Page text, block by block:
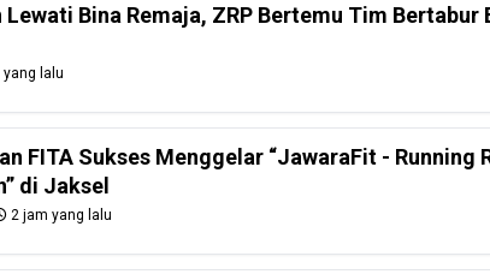
Lewati Bina Remaja, ZRP Bertemu Tim Bertabur
lalu
FITA Sukses Menggelar “JawaraFit - Running
di Jaksel
2 jam yang lalu